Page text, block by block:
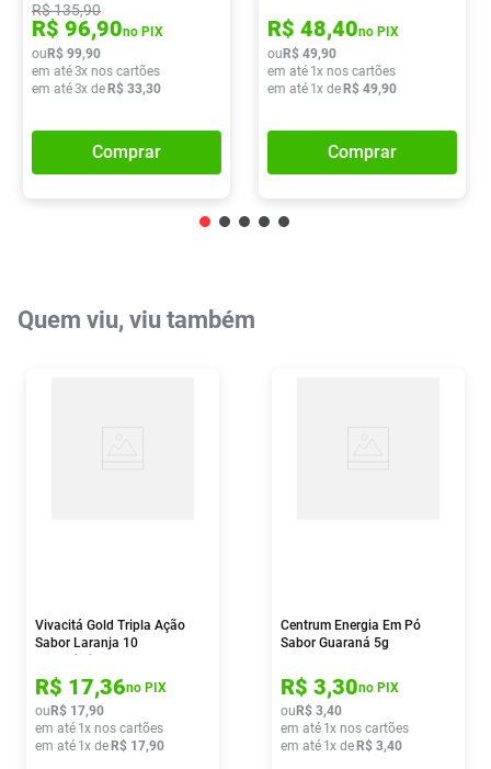
R$135,90
R$ 96,90no PIX
ou R$ 99,90
em até3x nos cartões
em até3x de R$ 33,30
Comprar
R$ 48,40no PIX
ou R$ 49,90
em até 1x nos cartões
em até 1x de R$ 49,90
Comprar
Quem viu, viu também
Vivacitá Gold Tripla Ação
Sabor Laranja 10
R$ 17,36no PIX
ou R$ 17,90
em até 1x nos cartões
em até 1x de R$ 17,90
Centrum Energia Em Pó
Sabor Guaraná 5g
R$ 3,30no PIX
ou R$ 3,40
em até 1x nos cartões
em até 1x de R$ 3,40